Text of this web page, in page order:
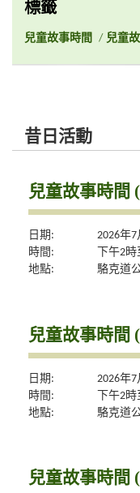
標籤
兒童故事時間 / 兒童
昔日活動
兒童故事時間
日期:
2026年
時間:
下午2
地點:
駱克道
兒童故事時間
日期:
2026年
時間:
下午2
地點:
駱克道
兒童故事時間